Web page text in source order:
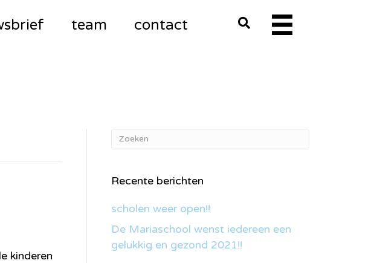
team contact
kinderen
Recente berichten
scholen weer open!!
De Mariaschool wenst iedereen een
gelukkig en gezond 2021!!